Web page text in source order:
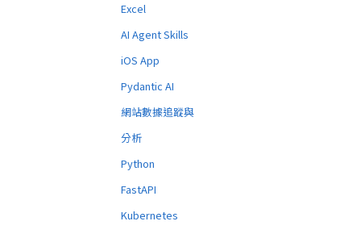
Excel
AI Agent Skills
iOS App
Pydantic AI
網站數據追蹤與
分析
Python
FastAPI
Kubernetes